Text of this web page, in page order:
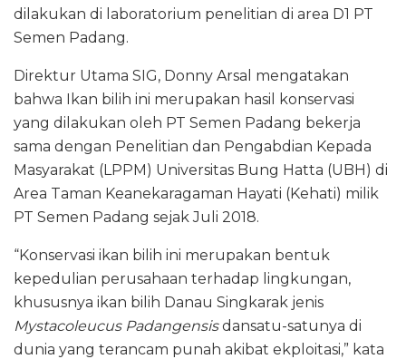
dilakukan di laboratorium penelitian di area D1 PT
Semen Padang.
Direktur Utama SIG, Donny Arsal mengatakan
bahwa Ikan bilih ini merupakan hasil konservasi
yang dilakukan oleh PT Semen Padang bekerja
sama dengan Penelitian dan Pengabdian Kepada
Masyarakat (LPPM) Universitas Bung Hatta (UBH) di
Area Taman Keanekaragaman Hayati (Kehati) milik
PT Semen Padang sejak Juli 2018.
“Konservasi ikan bilih ini merupakan bentuk
kepedulian perusahaan terhadap lingkungan,
khususnya ikan bilih Danau Singkarak jenis
Mystacoleucus Padangensisdansatu-satunya di
dunia yang terancam punah akibat ekploitasi,” kata